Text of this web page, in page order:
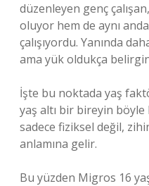
düzenleyen genç
oluyor hem de aynı
çalışıyordu. Yanında
ama yük oldukça
İşte bu noktada yaş
yaş altı bir bireyin
sadece fiziksel değil,
anlamına gelir.
Bu yüzden Migros 16